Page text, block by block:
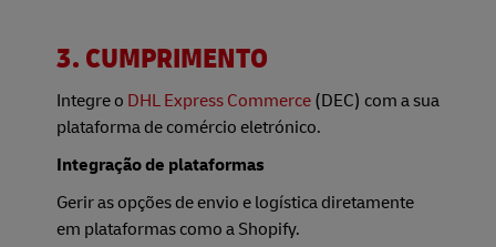
3. CUMPRIMENTO
Integre o DHL Express Commerce (DEC) com a sua
plataforma de comércio eletrónico.
Integração de plataformas
Gerir as opções de envio e logística diretamente
em plataformas como a Shopify.